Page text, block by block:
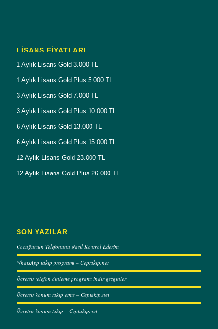
LISANS FIYATLARI
1 Aylık Lisans Gold 3.000 TL
1 Aylık Lisans Gold Plus 5.000 TL
3 Aylık Lisans Gold 7.000 TL
3 Aylık Lisans Gold Plus 10.000 TL
6 Aylık Lisans Gold 13.000 TL
6 Aylık Lisans Gold Plus 15.000 TL
12 Aylık Lisans Gold 23.000 TL
12 Aylık Lisans Gold Plus 26.000 TL
SON YAZILAR
Çocuğumun Telefonunu Nasıl Kontrol Ederim
WhatsApp takip programı – Ceptakip.net
Ücretsiz telefon dinleme programı indir gezginler
Ücretsiz konum takip etme – Ceptakip.net
Ücretsiz konum takip – Ceptakip.net